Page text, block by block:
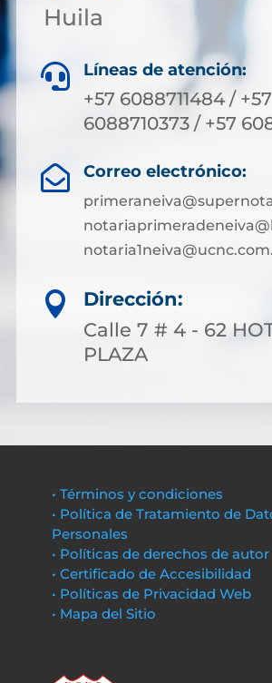
Huila
 Líneas de atención:
+57 6088711484 / +57
6088710373 / +57
 Correo electrónico:

Dirección:
Calle 7 # 4 - 62
PLAZA
• Términos y condiciones
• Política de Tratamiento de
Personales
• Políticas de derechos de autor
• Certificado de Accesibilidad
• Políticas de Privacidad Web
• Mapa del Sitio